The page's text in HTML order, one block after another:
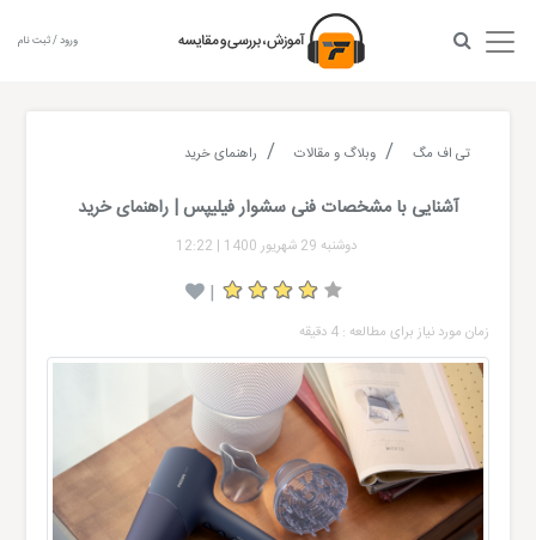
ورود / ثبت نام
تی اف مگ وبلاگ و مقالات راهنمای خرید
آشنایی با مشخصات فنی سشوار فیلیپس | راهنمای خرید
دوشنبه 29 شهریور 1400 |
12:22
|
زمان مورد نیاز برای مطالعه : 4 دقیقه